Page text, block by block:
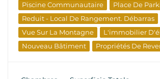
Piscine Communautaire
Place De
Reduit - Local De Rangement. Débarras
Vue Sur La Montagne
L'immobilier
Nouveau Bâtiment
Propriétés De